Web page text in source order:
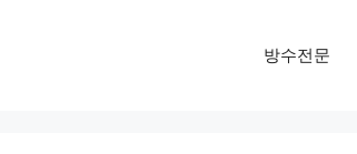
방수전문